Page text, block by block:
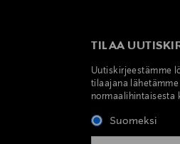
TILAA
Uutiskirjeestämme
tilaajana
normaalihintaisesta
Suomeksi